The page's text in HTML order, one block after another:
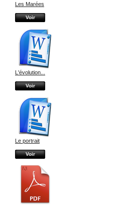
Les Marées
Voir
L'évolution...
Voir
Le portrait
Voir